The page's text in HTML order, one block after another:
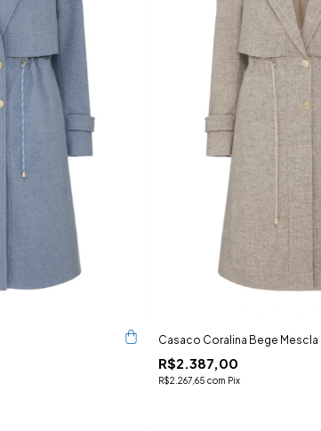
Casaco Coralina Bege Mescla
R$2.387,00
R$2.267,65 com Pix